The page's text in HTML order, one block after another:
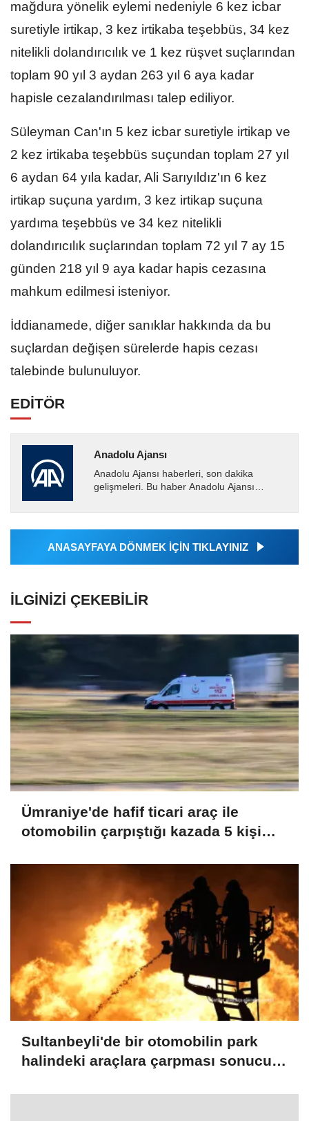
mağdura yönelik eylemi nedeniyle 6 kez icbar
suretiyle irtikap, 3 kez irtikaba teşebbüs, 34 kez
nitelikli dolandırıcılık ve 1 kez rüşvet suçlarından
toplam 90 yıl 3 aydan 263 yıl 6 aya kadar
hapisle cezalandırılması talep ediliyor.
Süleyman Can'ın 5 kez icbar suretiyle irtikap ve
2 kez irtikaba teşebbüs suçundan toplam 27 yıl
6 aydan 64 yıla kadar, Ali Sarıyıldız'ın 6 kez
irtikap suçuna yardım, 3 kez irtikap suçuna
yardıma teşebbüs ve 34 kez nitelikli
dolandırıcılık suçlarından toplam 72 yıl 7 ay 15
günden 218 yıl 9 aya kadar hapis cezasına
mahkum edilmesi isteniyor.
İddianamede, diğer sanıklar hakkında da bu
suçlardan değişen sürelerde hapis cezası
talebinde bulunuluyor.
EDİTÖR
Anadolu Ajansı
Anadolu Ajansı haberleri, son dakika
gelişmeleri. Bu haber Anadolu Ajansı
tarafından geçilen tüm...
ANASAYFAYA DÖNMEK İÇİN TIKLAYINIZ
İLGINIZI ÇEKEBILIR
Ümraniye'de hafif ticari araç ile
otomobilin çarpıştığı kazada 5 kişi
Sultanbeyli'de bir otomobilin park
halindeki araçlara çarpması sonucu